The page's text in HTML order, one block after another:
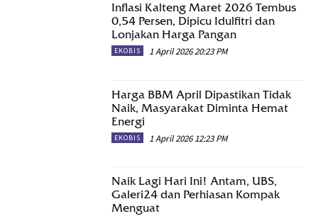
Inflasi Kalteng Maret 2026 Tembus
0,54 Persen, Dipicu Idulfitri dan
Lonjakan Harga Pangan
EKOBIS 1 April 2026 20:23 PM
Harga BBM April Dipastikan Tidak
Naik, Masyarakat Diminta Hemat
Energi
EKOBIS 1 April 2026 12:23 PM
Naik Lagi Hari Ini! Antam, UBS,
Galeri24 dan Perhiasan Kompak
Menguat